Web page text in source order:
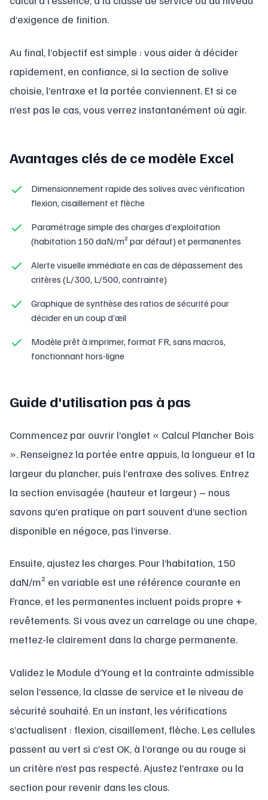
d’exigence de finition.
Au final, l’objectif est simple : vous aider à décider
rapidement, en confiance, si la section de solive
choisie, l’entraxe et la portée conviennent. Et si ce
n’est pas le cas, vous verrez instantanément où agir.
Avantages clés de ce modèle Excel
Dimensionnement rapide des solives avec vérification
flexion, cisaillement et flèche
Paramétrage simple des charges d’exploitation
(habitation 150 daN/m² par défaut) et permanentes
Alerte visuelle immédiate en cas de dépassement des
critères (L/300, L/500, contrainte)
Graphique de synthèse des ratios de sécurité pour
décider en un coup d’œil
Modèle prêt à imprimer, format FR, sans macros,
fonctionnant hors-ligne
Guide d'utilisation pas à pas
Commencez par ouvrir l’onglet « Calcul Plancher Bois
». Renseignez la portée entre appuis, la longueur et la
largeur du plancher, puis l’entraxe des solives. Entrez
la section envisagée (hauteur et largeur) – nous
savons qu’en pratique on part souvent d’une section
disponible en négoce, pas l’inverse.
Ensuite, ajustez les charges. Pour l’habitation, 150
daN/m² en variable est une référence courante en
France, et les permanentes incluent poids propre +
revêtements. Si vous avez un carrelage ou une chape,
mettez-le clairement dans la charge permanente.
Validez le Module d’Young et la contrainte admissible
selon l’essence, la classe de service et le niveau de
sécurité souhaité. En un instant, les vérifications
s’actualisent : flexion, cisaillement, flèche. Les cellules
passent au vert si c’est OK, à l’orange ou au rouge si
un critère n’est pas respecté. Ajustez l’entraxe ou la
section pour revenir dans les clous.